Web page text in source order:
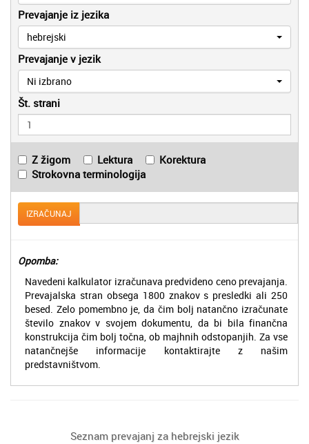
Prevajanje iz jezika
hebrejski
Prevajanje v jezik
Ni izbrano
Št. strani
Z žigom Lektura
Korektura
Strokovna terminologija
IZRAČUNAJ
Opomba:
Navedeni kalkulator izračunava predvideno ceno prevajanja.
Prevajalska stran obsega 1800 znakov s presledki ali 250
besed. Zelo pomembno je, da čim bolj natančno izračunate
število znakov v svojem dokumentu, da bi bila finančna
konstrukcija čim bolj točna, ob majhnih odstopanjih. Za vse
natančnejše informacije kontaktirajte z našim
predstavništvom.
Seznam prevajanj za hebrejski jezik